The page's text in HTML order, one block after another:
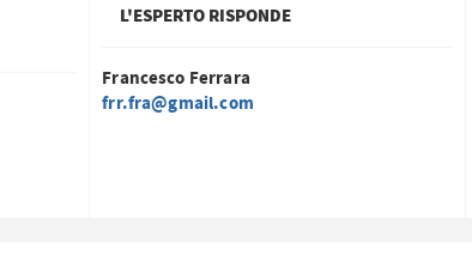
L'ESPERTO RISPONDE
Francesco Ferrara
frr.fra@gmail.com